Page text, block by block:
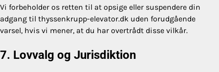
Vi forbeholder os retten til at opsige eller suspendere din
adgang til thyssenkrupp-elevator.dk uden forudgående
varsel, hvis vi mener, at du har overtrådt disse vilkår.
7. Lovvalg og Jurisdiktion